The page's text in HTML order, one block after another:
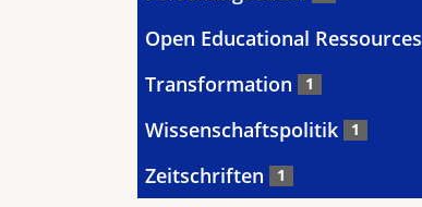
Open Educational Ressources
Transformation 1
Wissenschaftspolitik 1
Zeitschriften 1